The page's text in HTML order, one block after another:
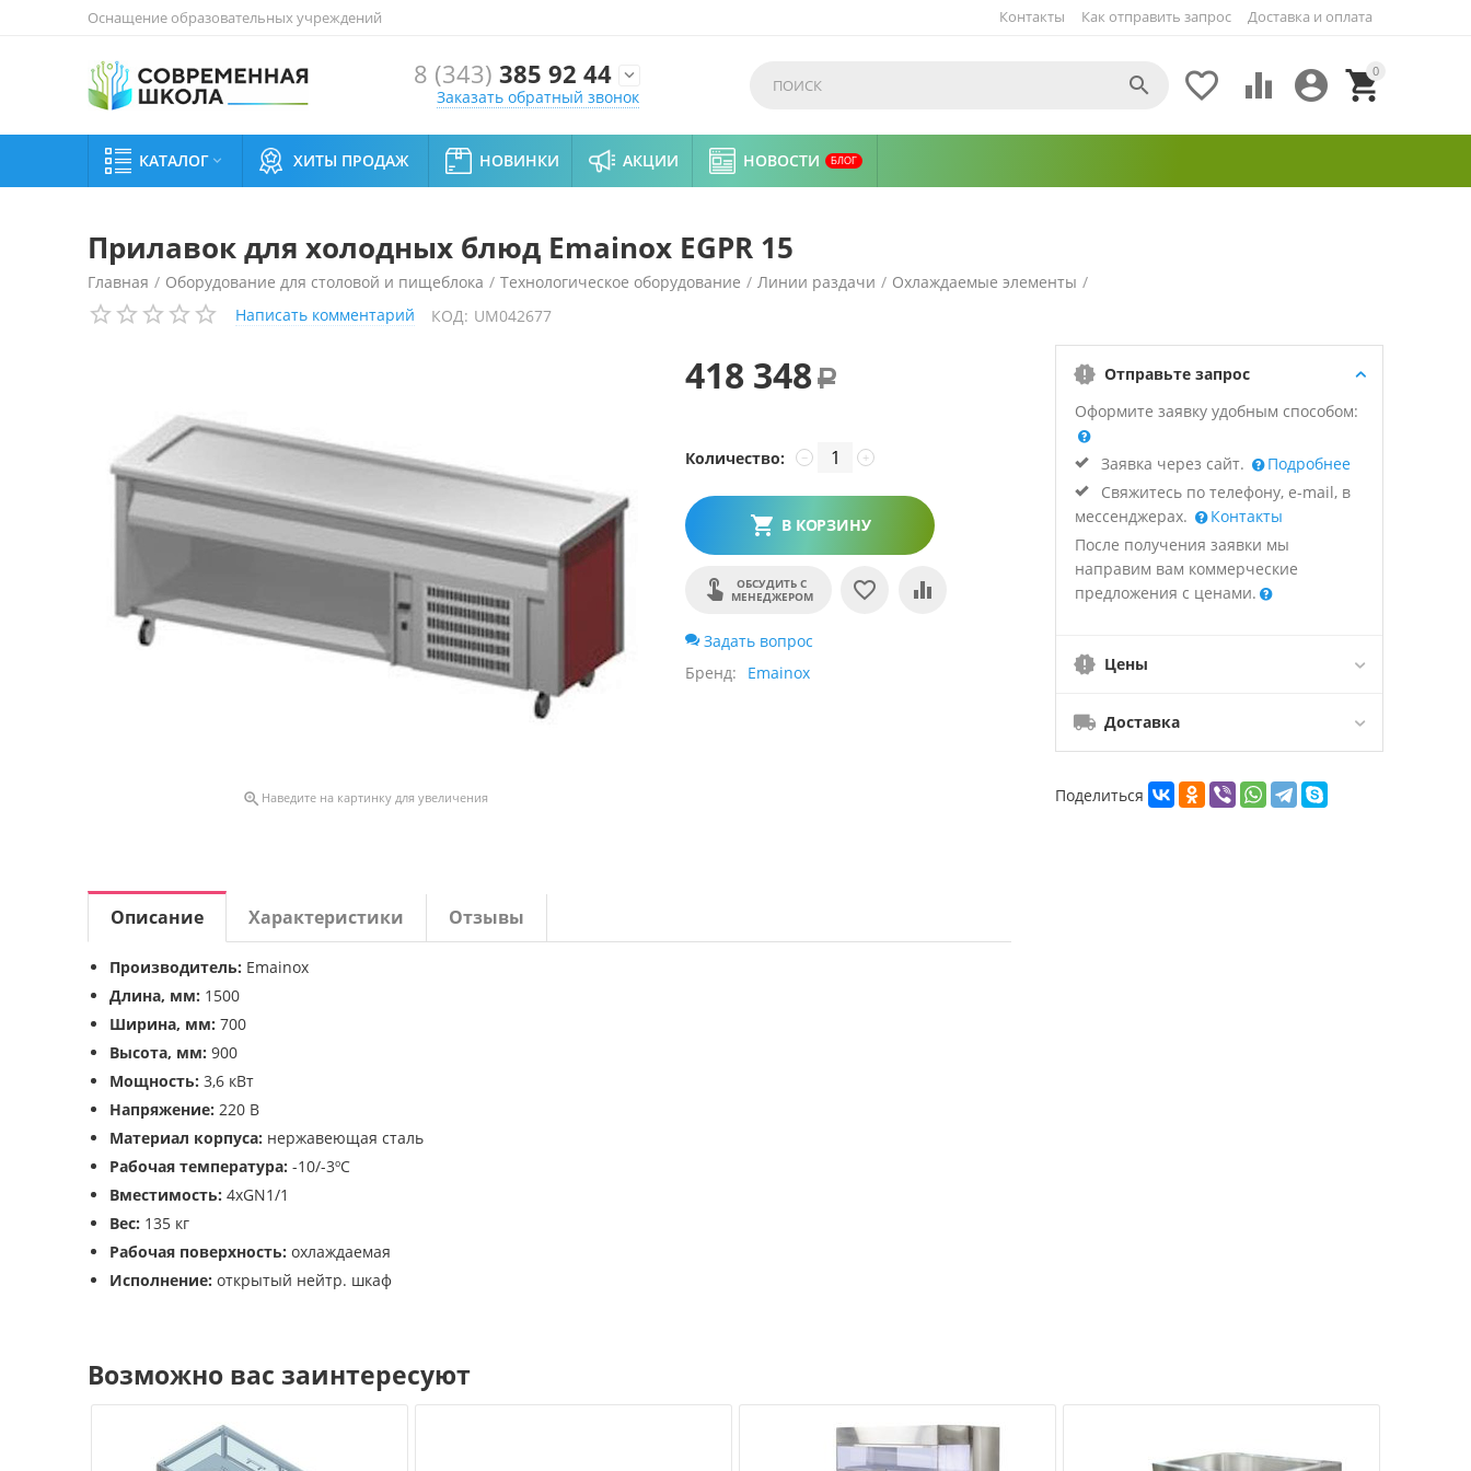
Оснащение образовательных учреждений Как отправить запрос Доставка и оплата
Контакты
8 (343) 385 92 44 
Заказать обратный звонок
0


 

КАТАЛОГ  ХИТЫ ПРОДАЖ НОВИНКИ АКЦИИ НОВОСТИ БЛОГ
Прилавок для холодных блюд Emainox EGPR 15
Главная / Оборудование для столовой и пищеблока / Технологическое оборудование / Линии раздачи / Охлаждаемые элементы /
Прилавок для холодных блюд Emainox EGPR 15
Написать комментарий КОД: UM042677
 Наведите на картинку для увеличения
418 348 Р
Количество: +
−
В КОРЗИНУ
ОБСУДИТЬ С
МЕНЕДЖЕРОМ
Задать вопрос
Бренд
Emainox
Отправьте запрос
Оформите заявку удобным способом:
Заявка через сайт.
Подробнее
Свяжитесь по телефону, e-mail, в
мессенджерах.
Контакты
После получения заявки мы
направим вам коммерческие
предложения с ценами.
Цены
Доставка
Поделиться
Описание Характеристики Отзывы
Производитель: Emainox
Длина, мм: 1500
Ширина, мм: 700
Высота, мм: 900
Мощность: 3,6 кВт
Напряжение: 220 В
Материал корпуса: нержавеющая сталь
Рабочая температура: -10/-3ºС
Вместимость: 4xGN1/1
Вес: 135 кг
Рабочая поверхность: охлаждаемая
Исполнение: открытый нейтр. шкаф
Возможно вас заинтересуют